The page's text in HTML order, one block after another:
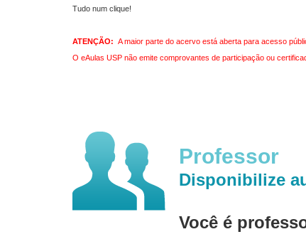
Tudo num clique!
ATENÇÃO: A maior parte do acervo está aberta para acesso
O eAulas USP não emite comprovantes de participação ou
Professor
Disponibilize
Você é